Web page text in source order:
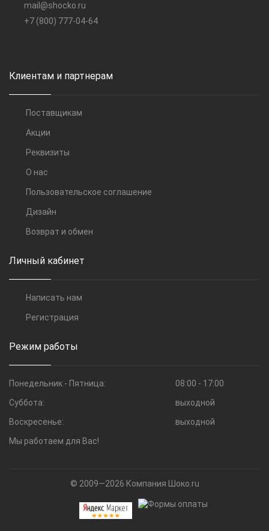
mail@shocko.ru
+7 (800) 777-04-64
Клиентам и партнерам
Поставщикам
Акции
Реквизиты
О нас
Пользовательское соглашение
Дизайн
Возврат и обмен
Личный кабинет
Написать нам
Регистрация
Режим работы
Понедельник - Пятница:
08:00 - 17:00
Суббота:
выходной
Воскресенье:
выходной
Мы работаем для Вас!
© 2009—2026 Компания Шоко.ru